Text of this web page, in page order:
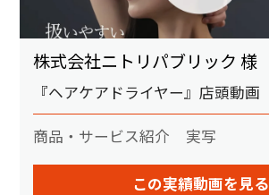
株式会社ニトリパブリック 様
『ヘアケアドライヤー』店頭動画
商品・サービス紹介 実写
この実績動画を見る